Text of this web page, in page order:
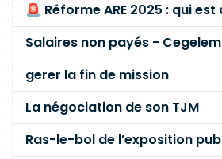
Salaires non payés - Cegelem
gerer la fin de mission
La négociation de son TJM